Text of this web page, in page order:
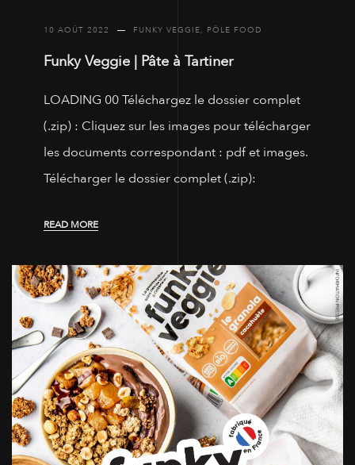
10 AOÛT 2022 FUNKY VEGGIE, PÔLE FOOD
Funky Veggie | Pâte à Tartiner
LOADING 00 Téléchargez le dossier complet
(.zip) : Cliquez sur les images pour télécharger
les documents correspondant : pdf et images.
Télécharger le dossier complet (.zip):
READ MORE